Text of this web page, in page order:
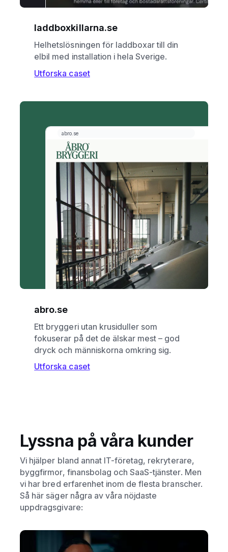
laddboxkillarna.se
Helhetslösningen för laddboxar till din
elbil med installation i hela Sverige.
Utforska caset
abro.se
Ett bryggeri utan krusiduller som
fokuserar på det de älskar mest – god
dryck och människorna omkring sig.
Utforska caset
Lyssna på våra kunder
Vi hjälper bland annat IT-företag, rekryterare,
byggfirmor, finansbolag och SaaS-tjänster. Men
vi har bred erfarenhet inom de flesta branscher.
Så här säger några av våra nöjdaste
uppdragsgivare: